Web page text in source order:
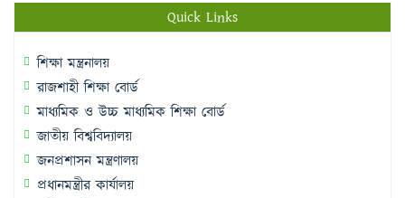
Quick Links
শিক্ষা মন্ত্রনালয়
রাজশাহী শিক্ষা বোর্ড
মাধ্যমিক ও উচ্চ মাধ্যমিক শিক্ষা বোর্ড
জাতীয় বিশ্ববিদ্যালয়
জনপ্রশাসন মন্ত্রণালয়
প্রধানমন্ত্রীর কার্যালয়